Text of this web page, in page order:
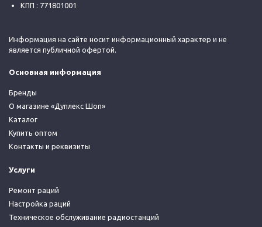
КПП : 771801001
Информация на сайте носит информационный характер и не
является публичной офертой.
Основная информация
Бренды
О магазине «Дуплекс Шоп»
Каталог
Купить оптом
Контакты и реквизиты
Услуги
Ремонт раций
Настройка раций
Техническое обслуживание радиостанций